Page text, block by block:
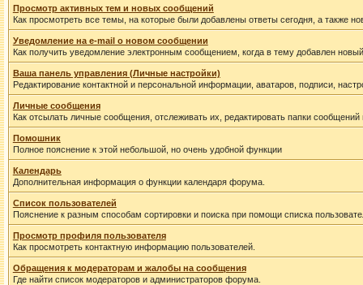
Просмотр активных тем и новых сообщений
Как просмотреть все темы, на которые были добавлены ответы сегодня, а также
Уведомление на е-mail о новом сообщении
Как получить уведомление электронным сообщением, когда в тему добавлен новый
Ваша панель управления (Личные настройки)
Редактирование контактной и персональной информации, аватаров, подписи,
Личные сообщения
Как отсылать личные сообщения, отслеживать их, редактировать папки
Помошник
Полное пояснение к этой небольшой, но очень удобной функции
Календарь
Дополнительная информация о функции календаря форума.
Список пользователей
Пояснение к разным способам сортировки и поиска при помощи списка
Просмотр профиля пользователя
Как просмотреть контактную информацию пользователей.
Обращения к модераторам и жалобы на сообщения
Где найти список модераторов и администраторов форума.